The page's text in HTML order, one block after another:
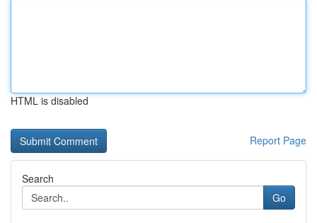
HTML is disabled
Report Page
Search
Go